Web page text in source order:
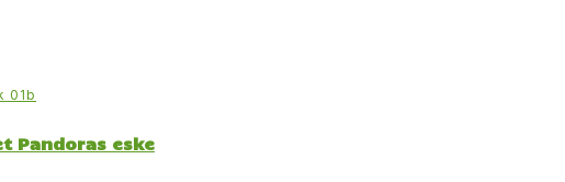
Pandoras eske